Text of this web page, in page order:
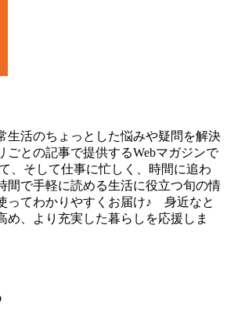
生活のちょっとした悩みや疑問を解決
ごとの記事で提供するWebマガジンで
、そして仕事に忙しく、時間に追わ
間で手軽に読める生活に役立つ旬の情
ってわかりやすくお届け♪ 身近なと
め、より充実した暮らしを応援しま